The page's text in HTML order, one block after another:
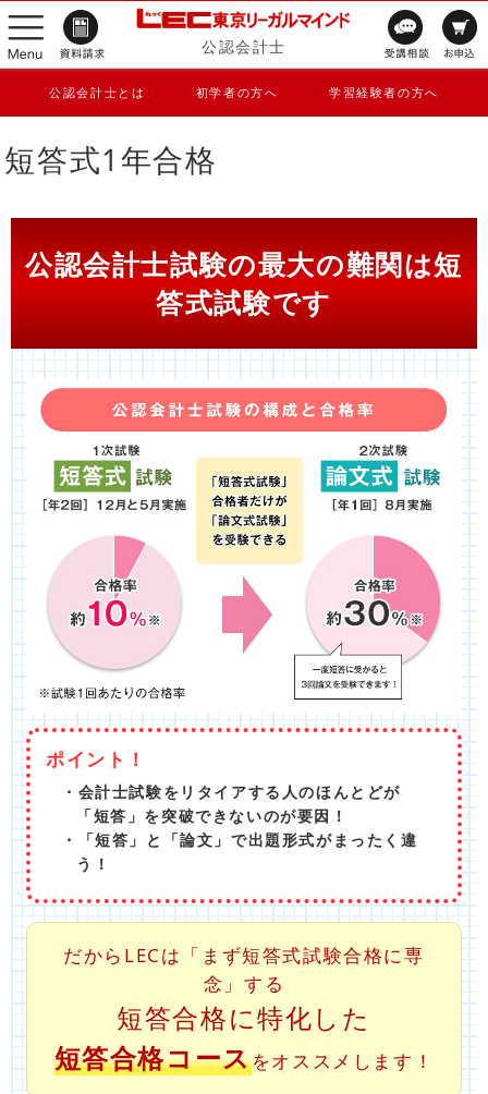
公認会計士
公認会計士とは 初学者の方へ 学習経験者の方へ
短答式1年合格
公認会計士試験の最大の難関は短
答式試験です
ポイント！
・会計士試験をリタイアする人のほんとどが
「短答」を突破できないのが要因！
・「短答」と「論文」で出題形式がまったく違
う！
だからLECは「まず短答式試験合格に専
念」する
短答合格に特化した
短答合格コースをオススメします！